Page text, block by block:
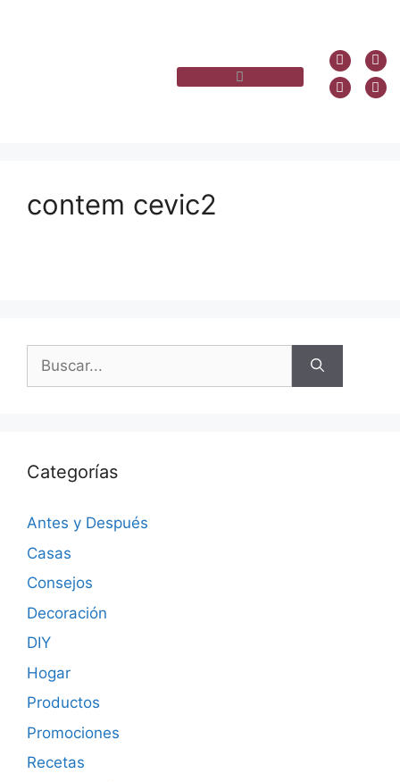
contem cevic2
Categorías
Antes y Después
Casas
Consejos
Decoración
DIY
Hogar
Productos
Promociones
Recetas